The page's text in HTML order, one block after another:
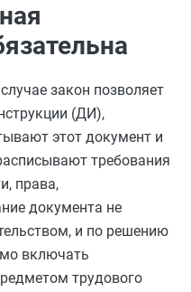
закон позволяет
(ДИ),
этот документ и
требования
права,
документа не
и по решению
включать
трудового